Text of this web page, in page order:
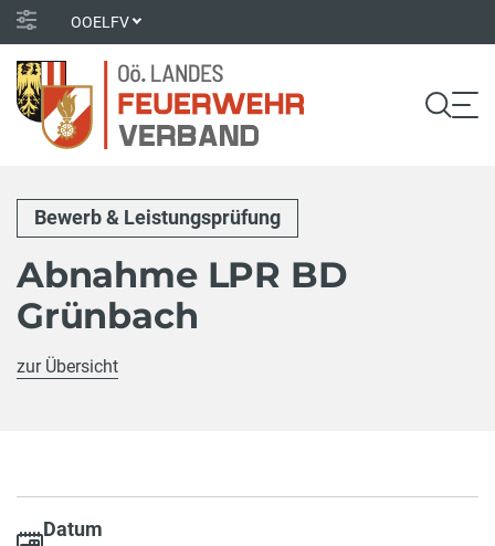
OOELFV
Bewerb & Leistungsprüfung
Abnahme LPR BD
Grünbach
zur Übersicht
Datum